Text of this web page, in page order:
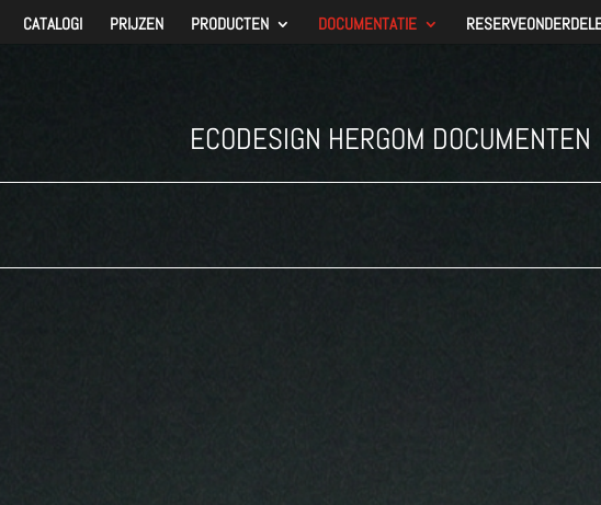
CATALOGI PRIJZEN PRODUCTEN DOCUMENTATIE
ECODESIGN HERGOM DOCUMENTEN